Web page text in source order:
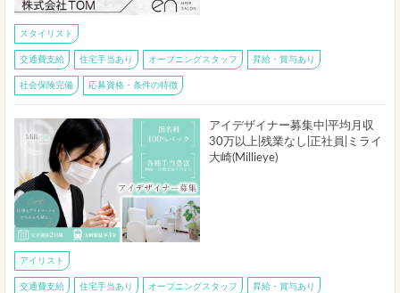
スタイリスト
交通費支給 住宅手当あり オープニングスタッフ 昇給・賞与あり
社会保険完備 応募資格・条件の特徴
アイデザイナー募集中|平均月収
30万以上|残業なし|正社員|ミライ
大崎(Millieye)
アイリスト
交通費支給 住宅手当あり オープニングスタッフ 昇給・賞与あり